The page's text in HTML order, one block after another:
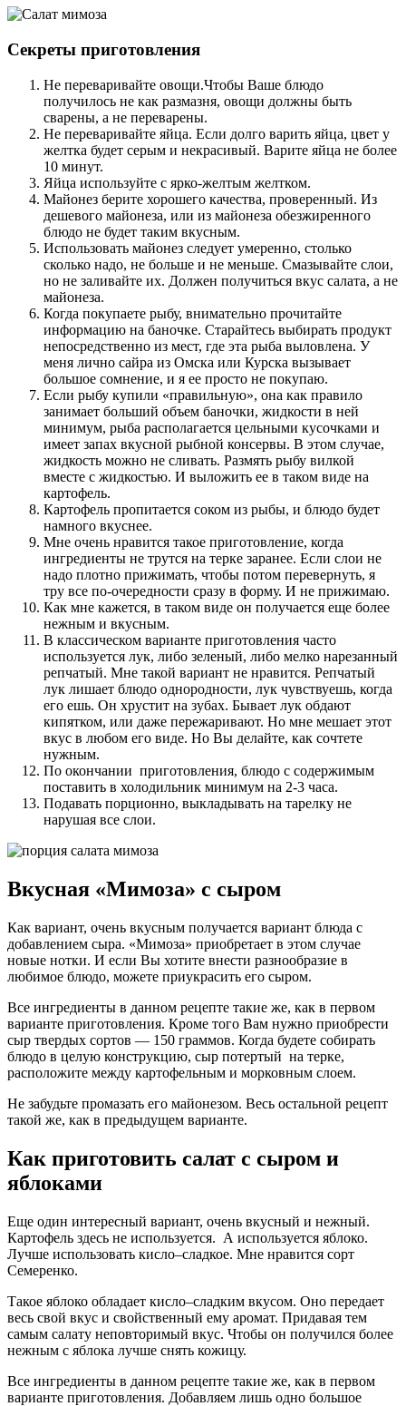
Секреты приготовления
Не переваривайте овощи.Чтобы Ваше блюдо
получилось не как размазня, овощи должны быть
сварены, а не переварены.
Не переваривайте яйца. Если долго варить яйца, цвет у
желтка будет серым и некрасивый. Варите яйца не более
10 минут.
Яйца используйте с ярко-желтым желтком.
Майонез берите хорошего качества, проверенный. Из
дешевого майонеза, или из майонеза обезжиренного
блюдо не будет таким вкусным.
Использовать майонез следует умеренно, столько
сколько надо, не больше и не меньше. Смазывайте слои,
но не заливайте их. Должен получиться вкус салата, а не
майонеза.
Когда покупаете рыбу, внимательно прочитайте
информацию на баночке. Старайтесь выбирать продукт
непосредственно из мест, где эта рыба выловлена. У
меня лично сайра из Омска или Курска вызывает
большое сомнение, и я ее просто не покупаю.
Если рыбу купили «правильную», она как правило
занимает больший объем баночки, жидкости в ней
минимум, рыба располагается цельными кусочками и
имеет запах вкусной рыбной консервы. В этом случае,
жидкость можно не сливать. Размять рыбу вилкой
вместе с жидкостью. И выложить ее в таком виде на
картофель.
Картофель пропитается соком из рыбы, и блюдо будет
намного вкуснее.
Мне очень нравится такое приготовление, когда
ингредиенты не трутся на терке заранее. Если слои не
надо плотно прижимать, чтобы потом перевернуть, я
тру все по-очередности сразу в форму. И не прижимаю.
Как мне кажется, в таком виде он получается еще более
нежным и вкусным.
В классическом варианте приготовления часто
используется лук, либо зеленый, либо мелко нарезанный
репчатый. Мне такой вариант не нравится. Репчатый
лук лишает блюдо однородности, лук чувствуешь, когда
его ешь. Он хрустит на зубах. Бывает лук обдают
кипятком, или даже пережаривают. Но мне мешает этот
вкус в любом его виде. Но Вы делайте, как сочтете
нужным.
По окончании приготовления, блюдо с содержимым
поставить в холодильник минимум на 2-3 часа.
Подавать порционно, выкладывать на тарелку не
нарушая все слои.
Вкусная «Мимоза» с сыром
Как вариант, очень вкусным получается вариант блюда с
добавлением сыра. «Мимоза» приобретает в этом случае
новые нотки. И если Вы хотите внести разнообразие в
любимое блюдо, можете приукрасить его сыром.
Все ингредиенты в данном рецепте такие же, как в первом
варианте приготовления. Кроме того Вам нужно приобрести
сыр твердых сортов — 150 граммов. Когда будете собирать
блюдо в целую конструкцию, сыр потертый на терке,
расположите между картофельным и морковным слоем.
Не забудьте промазать его майонезом. Весь остальной рецепт
такой же, как в предыдущем варианте.
Как приготовить салат с сыром и
яблоками
Еще один интересный вариант, очень вкусный и нежный.
Картофель здесь не используется. А используется яблоко.
Лучше использовать кисло–сладкое. Мне нравится сорт
Семеренко.
Такое яблоко обладает кисло–сладким вкусом. Оно передает
весь свой вкус и свойственный ему аромат. Придавая тем
самым салату неповторимый вкус. Чтобы он получился более
нежным с яблока лучше снять кожицу.
Все ингредиенты в данном рецепте такие же, как в первом
варианте приготовления. Добавляем лишь одно большое